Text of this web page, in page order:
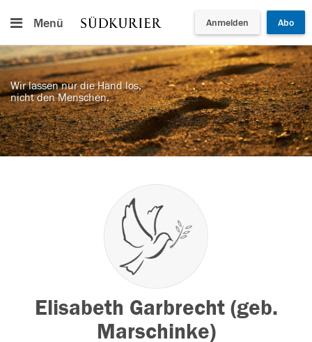
Menü Anmelden Abo
Wir lassen nur die Hand los,
nicht den Menschen.
Elisabeth Garbrecht (geb.
Marschinke)